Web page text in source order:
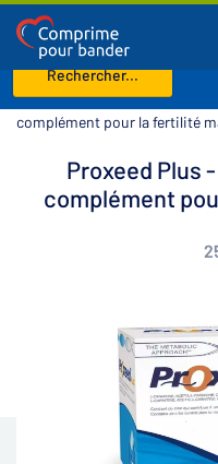
Rechercher...
Page d'accueil Blog
complément pour la fertilité
Proxeed Plus
complément